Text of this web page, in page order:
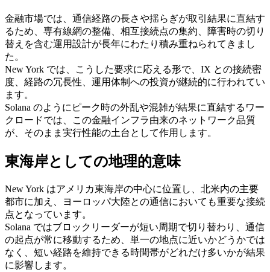
金融市場では、通信経路の長さや揺らぎが取引結果に直結す
るため、専有線網の整備、相互接続点の集約、障害時の切り
替えを含む運用設計が長年にわたり積み重ねられてきまし
た。
New York では、こうした要求に応える形で、IX との接続密
度、経路の冗長性、運用体制への投資が継続的に行われてい
ます。
Solana のようにピーク時の外乱や混雑が結果に直結するワー
クロードでは、この金融インフラ由来のネットワーク品質
が、そのまま実行性能の土台として作用します。
東海岸としての地理的意味
New York はアメリカ東海岸の中心に位置し、北米内の主要
都市に加え、ヨーロッパ大陸との通信においても重要な接続
点となっています。
Solana ではブロックリーダーが短い周期で切り替わり、通信
の起点が常に移動するため、単一の地点に近いかどうかでは
なく、短い経路を維持できる時間帯がどれだけ多いかが結果
に影響します。